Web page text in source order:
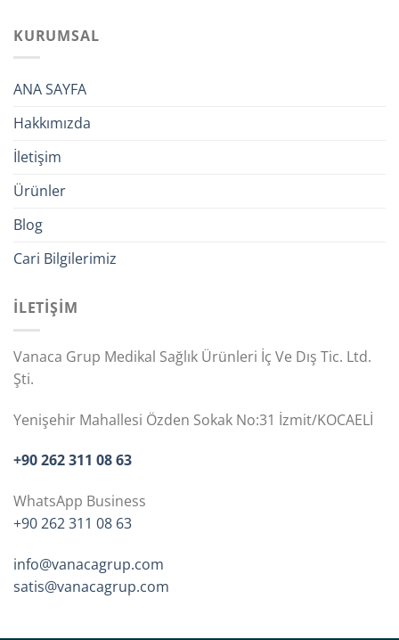
KURUMSAL
ANA SAYFA
Hakkımızda
İletişim
Ürünler
Blog
Cari Bilgilerimiz
İLETİŞİM
Vanaca Grup Medikal Sağlık Ürünleri İç Ve Dış Tic. Ltd.
Şti.
Yenişehir Mahallesi Özden Sokak No:31 İzmit/KOCAELİ
+90 262 311 08 63
WhatsApp Business
+90 262 311 08 63
info@vanacagrup.com
satis@vanacagrup.com